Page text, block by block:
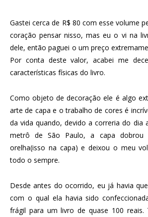
Gastei cerca de R$ 80 com esse volume
coração pensar nisso, mas eu o vi na
dele, então paguei o um preço
Por conta deste valor, acabei me
características físicas do livro.
Como objeto de decoração ele é algo
arte de capa e o trabalho de cores é
da vida quando, devido a correria do dia
metrô de São Paulo, a capa dobrou
orelha(isso na capa) e deixou o meu
todo o sempre.
Desde antes do ocorrido, eu já havia
com o qual ela havia sido
frágil para um livro de quase 100 reais.